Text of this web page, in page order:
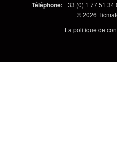
Téléphone: +33 (0) 1 77 51 34
© 2026
La politique de